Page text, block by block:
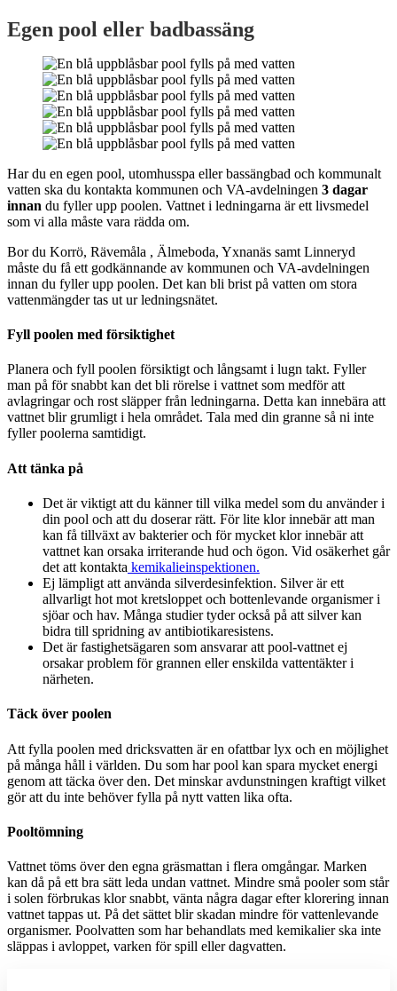
Egen pool eller badbassäng
Har du en egen pool, utomhusspa eller bassängbad och kommunalt
vatten ska du kontakta kommunen och VA-avdelningen 3 dagar
innan du fyller upp poolen. Vattnet i ledningarna är ett livsmedel
som vi alla måste vara rädda om.
Bor du Korrö, Rävemåla , Älmeboda, Yxnanäs samt Linneryd
måste du få ett godkännande av kommunen och VA-avdelningen
innan du fyller upp poolen. Det kan bli brist på vatten om stora
vattenmängder tas ut ur ledningsnätet.
Fyll poolen med försiktighet
Planera och fyll poolen försiktigt och långsamt i lugn takt. Fyller
man på för snabbt kan det bli rörelse i vattnet som medför att
avlagringar och rost släpper från ledningarna. Detta kan innebära att
vattnet blir grumligt i hela området. Tala med din granne så ni inte
fyller poolerna samtidigt.
Att tänka på
Det är viktigt att du känner till vilka medel som du använder i
din pool och att du doserar rätt. För lite klor innebär att man
kan få tillväxt av bakterier och för mycket klor innebär att
vattnet kan orsaka irriterande hud och ögon. Vid osäkerhet går
det att kontakta kemikalieinspektionen.
Ej lämpligt att använda silverdesinfektion. Silver är ett
allvarligt hot mot kretsloppet och bottenlevande organismer i
sjöar och hav. Många studier tyder också på att silver kan
bidra till spridning av antibiotikaresistens.
Det är fastighetsägaren som ansvarar att pool-vattnet ej
orsakar problem för grannen eller enskilda vattentäkter i
närheten.
Täck över poolen
Att fylla poolen med dricksvatten är en ofattbar lyx och en möjlighet
på många håll i världen. Du som har pool kan spara mycket energi
genom att täcka över den. Det minskar avdunstningen kraftigt vilket
gör att du inte behöver fylla på nytt vatten lika ofta.
Pooltömning
Vattnet töms över den egna gräsmattan i flera omgångar. Marken
kan då på ett bra sätt leda undan vattnet. Mindre små pooler som står
i solen förbrukas klor snabbt, vänta några dagar efter klorering innan
vattnet tappas ut. På det sättet blir skadan mindre för vattenlevande
organismer. Poolvatten som har behandlats med kemikalier ska inte
släppas i avloppet, varken för spill eller dagvatten.